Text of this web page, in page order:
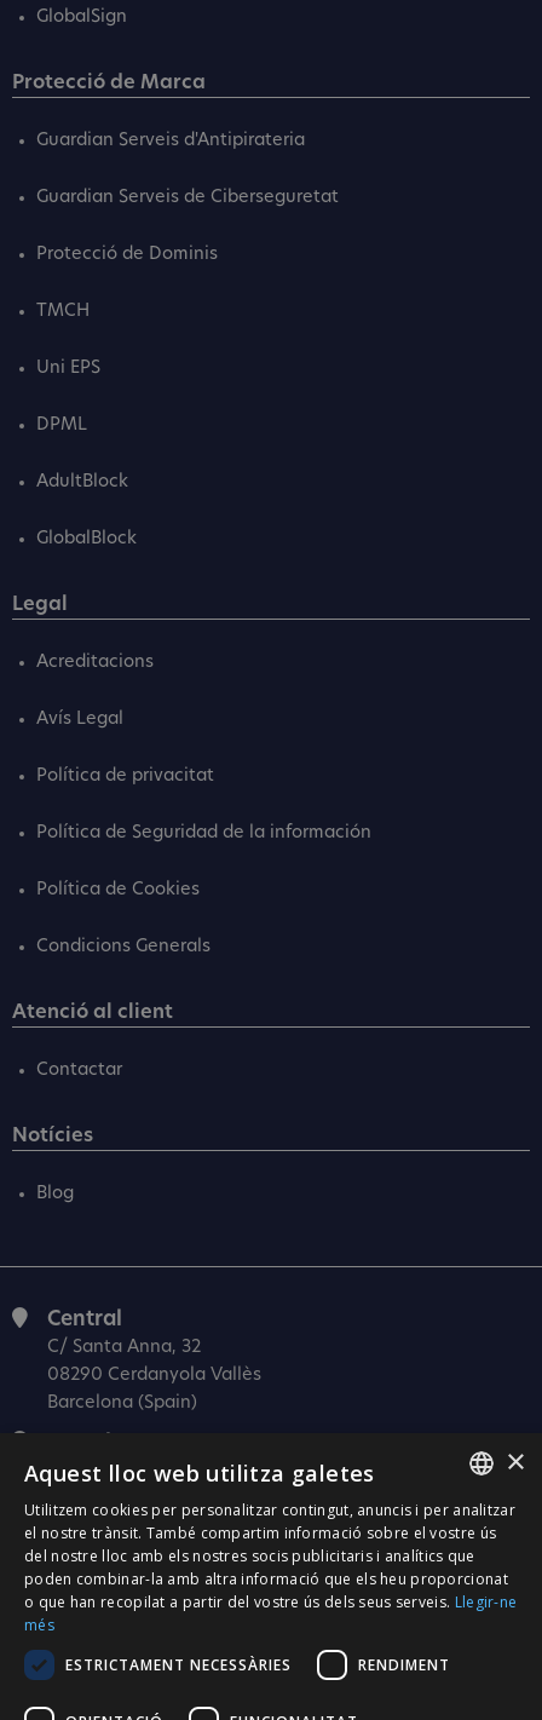
GlobalSign
Protecció de Marca
Guardian Serveis d'Antipirateria
Guardian Serveis de Ciberseguretat
Protecció de Dominis
TMCH
Uni EPS
DPML
AdultBlock
GlobalBlock
Legal
Acreditacions
Avís Legal
Política de privacitat
Política de Seguridad de la información
Política de Cookies
Condicions Generals
Atenció al client
Contactar
Notícies
Blog
Central
C/ Santa Anna, 32
08290 Cerdanyola Vallès
Barcelona (Spain)
C/ Josep Estivill, 11-13
(Spain)
Madrid
C/ Méndez Álvaro 20, oficina 440
28045 Madrid
(Spain)
SPANISH
CATALÀ
ENGLISH
×
Aquest lloc web utilitza galetes
Utilitzem cookies per personalitzar contingut, anuncis i per analitzar
el nostre trànsit. També compartim informació sobre el vostre ús
del nostre lloc amb els nostres socis publicitaris i analítics que
poden combinar-la amb altra informació que els heu proporcionat
o que han recopilat a partir del vostre ús dels seus serveis. Llegir-ne
més
ESTRICTAMENT NECESSÀRIES
RENDIMENT